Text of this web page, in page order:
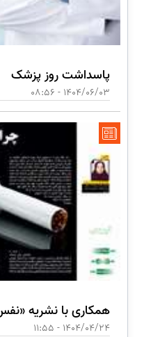
پاسداشت روز پزشک
1404/06/03 - 08:56
همکاری با نشریه
1404/04/24 - 11:55